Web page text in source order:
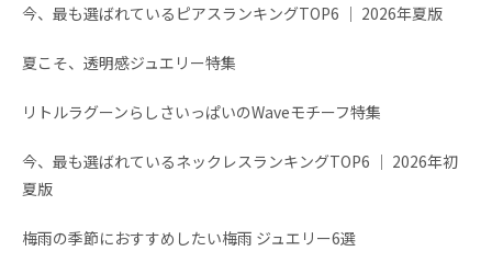
今、最も選ばれているピアスランキングTOP6 │ 2026年夏版
夏こそ、透明感ジュエリー特集
リトルラグーンらしさいっぱいのWaveモチーフ特集
今、最も選ばれているネックレスランキングTOP6 │ 2026年初
夏版
梅雨の季節におすすめしたい梅雨 ジュエリー6選